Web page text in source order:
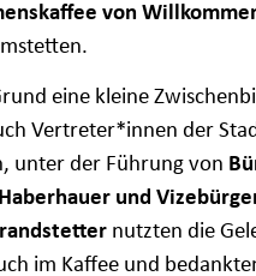
von
eine kleine
Vertreter*innen der
unter der Führung von
und
nutzten die
im Kaffee und